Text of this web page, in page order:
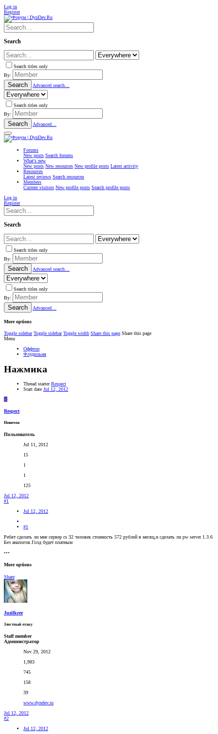
Log in
Register
Search
Search titles only
By:
Search Advanced search…
Search titles only
By:
Search Advanced…
Forums
New posts Search forums
What's new
New posts New resources New profile posts Latest activity
Resources
Latest reviews Search resources
Members
Current visitors New profile posts Search profile posts
Log in
Register
Search
Search titles only
By:
Search Advanced search…
Search titles only
By:
Search Advanced…
More options
Toggle sidebar Toggle sidebar Toggle width Share this page Share this page
Menu
Оффтоп
Флудильня
Нажмика
Thread starter Respect
Start date Jul 12, 2012
R
Respect
Новичок
Пользователь
Jul 11, 2012
15
1
1
125
Jul 12, 2012
#1
Jul 12, 2012
#1
Ребят сделать ли мне сервер cs 32 человек стоимость 572 рублей в месяц,и сделать ли pw server 1.3.6
Без аналогов.Голд будет платным
•••
More options
Share
Juzilkree
Злостный отаку
Staff member
Администратор
Nov 29, 2012
1,983
745
158
39
www.dyndev.ru
Jul 12, 2012
#2
Jul 12, 2012